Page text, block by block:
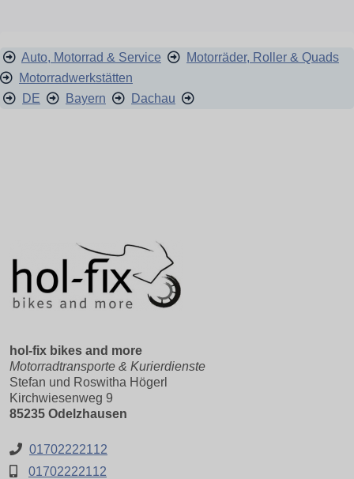
Auto, Motorrad & Service
Motorräder, Roller & Quads
Motorradwerkstätten
DE
Bayern Dachau
hol-fix bikes and more
Motorradtransporte & Kurierdienste
Stefan und Roswitha Högerl
Kirchwiesenweg 9
85235 Odelzhausen
01702222112
01702222112